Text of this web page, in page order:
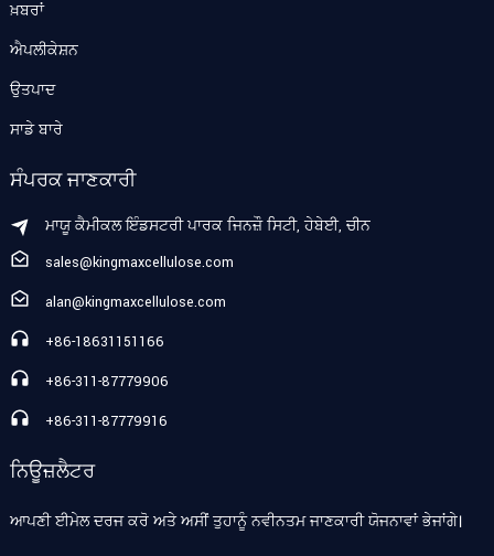
ਖ਼ਬਰਾਂ
ਐਪਲੀਕੇਸ਼ਨ
ਉਤਪਾਦ
ਸਾਡੇ ਬਾਰੇ
ਸੰਪਰਕ ਜਾਣਕਾਰੀ
ਮਾਯੂ ਕੈਮੀਕਲ ਇੰਡਸਟਰੀ ਪਾਰਕ ਜਿਨਜ਼ੌ ਸਿਟੀ, ਹੇਬੇਈ, ਚੀਨ
sales@kingmaxcellulose.com
alan@kingmaxcellulose.com
+86-18631151166
+86-311-87779906
+86-311-87779916
ਨਿਊਜ਼ਲੈਟਰ
ਆਪਣੀ ਈਮੇਲ ਦਰਜ ਕਰੋ ਅਤੇ ਅਸੀਂ ਤੁਹਾਨੂੰ ਨਵੀਨਤਮ ਜਾਣਕਾਰੀ ਯੋਜਨਾਵਾਂ ਭੇਜਾਂਗੇ।